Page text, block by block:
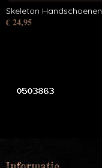
Skeleton Handschoenen
€ 24,95